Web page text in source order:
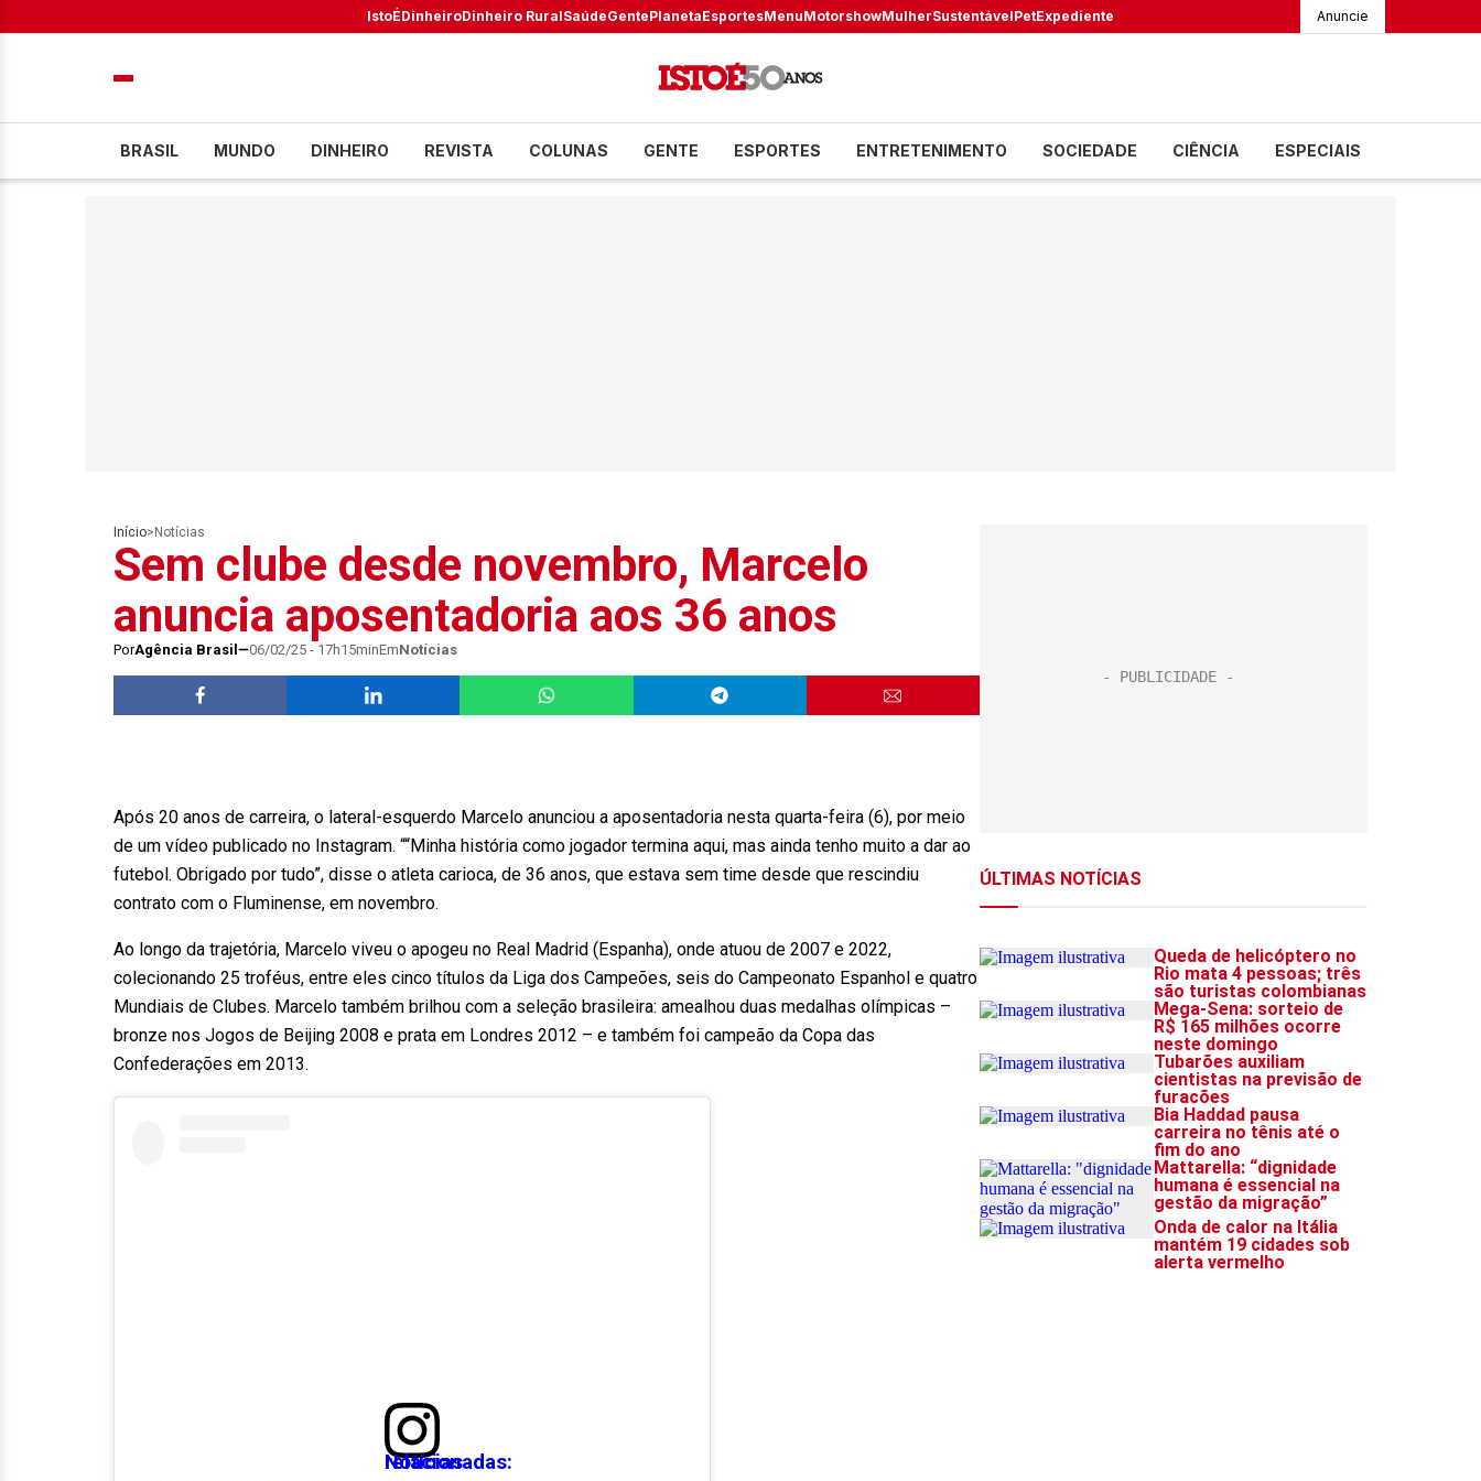
IstoÉDinheiroDinheiro RuralSaúdeGentePlanetaEsportesMenuMotorshowMulherSustentávelPetExpediente Anuncie
BRASIL MUNDO DINHEIRO REVISTA COLUNAS GENTE ESPORTES ENTRETENIMENTO SOCIEDADE CIÊNCIA ESPECIAIS
Início> Notícias
Sem clube desde novembro, Marcelo
anuncia aposentadoria aos 36 anos
PorAgência Brasil 06/02/25 - 17h15minEmNotícias
Após 20 anos de carreira, o lateral-esquerdo Marcelo anunciou a aposentadoria nesta quarta-feira (6), por meio
de um vídeo publicado no Instagram. ““Minha história como jogador termina aqui, mas ainda tenho muito a dar ao
futebol. Obrigado por tudo”, disse o atleta carioca, de 36 anos, que estava sem time desde que rescindiu
contrato com o Fluminense, em novembro.
Ao longo da trajetória, Marcelo viveu o apogeu no Real Madrid (Espanha), onde atuou de 2007 e 2022,
colecionando 25 troféus, entre eles cinco títulos da Liga dos Campeões, seis do Campeonato Espanhol e quatro
Mundiais de Clubes. Marcelo também brilhou com a seleção brasileira: amealhou duas medalhas olímpicas –
bronze nos Jogos de Beijing 2008 e prata em Londres 2012 – e também foi campeão da Copa das
Confederações em 2013.
Notícias relacionadas: